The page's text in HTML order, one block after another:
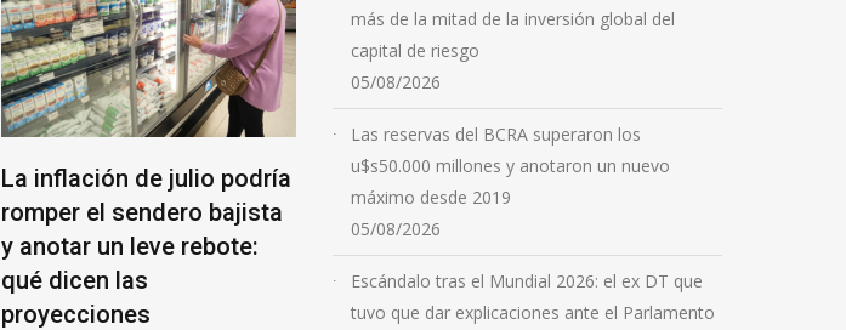
La inflación de julio podría
romper el sendero bajista
y anotar un leve rebote:
qué dicen las
proyecciones
Jornada de lucha en
defensa de la tierra y la
sindicales y ambientales
convocan a movilizarse en
más de la mitad de la inversión global del
capital de riesgo
05/08/2026
Las reservas del BCRA superaron los
u$s50.000 millones y anotaron un nuevo
máximo desde 2019
05/08/2026
Escándalo tras el Mundial 2026: el ex DT que
tuvo que dar explicaciones ante el Parlamento